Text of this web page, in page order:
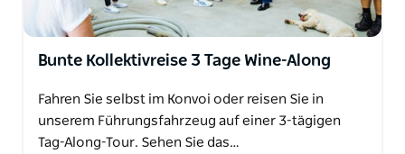
Bunte Kollektivreise 3 Tage Wine-Along
Fahren Sie selbst im Konvoi oder reisen Sie in
unserem Führungsfahrzeug auf einer 3-tägigen
Tag-Along-Tour. Sehen Sie das…